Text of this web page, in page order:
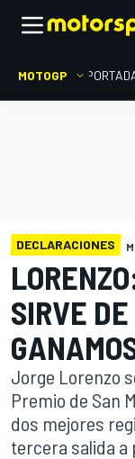
MOTOGP
DECLARACIONES
SIRVE
Jorge Lorenzo
Premio de San
dos mejores
tercera salida a